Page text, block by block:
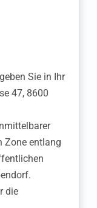
Sie in Ihr
47, 8600
Zone entlang
die